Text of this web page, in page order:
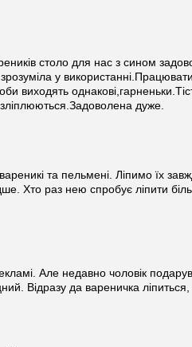
столо для нас з сином
у
виходять
дуже.
та пельмені. Ліпимо їх
Хто раз нею спробує ліпити
Але недавно чоловік
Відразу да вареничка ліпиться,